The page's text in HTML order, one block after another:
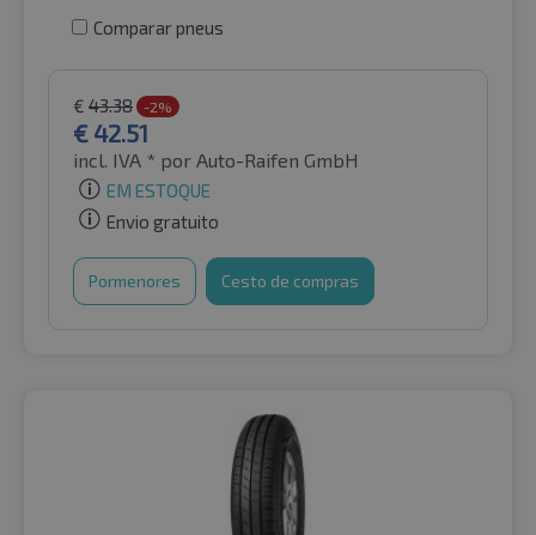
Comparar pneus
€ 43.38 -2%
€ 42.51
incl. IVA * por Auto-Raifen GmbH
EM ESTOQUE
Envio gratuito
Pormenores Cesto de compras